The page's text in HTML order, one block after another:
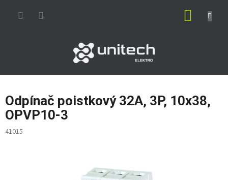
Odpínač poistkový 32A, 3P, 10x38,
OPVP10-3
41015